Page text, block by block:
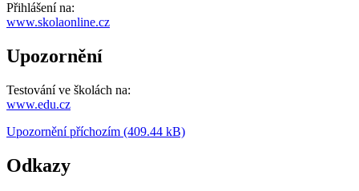
Přihlášení na:
www.skolaonline.cz
Upozornění
Testování ve školách na:
www.edu.cz
Upozornění příchozím (409.44 kB)
Odkazy